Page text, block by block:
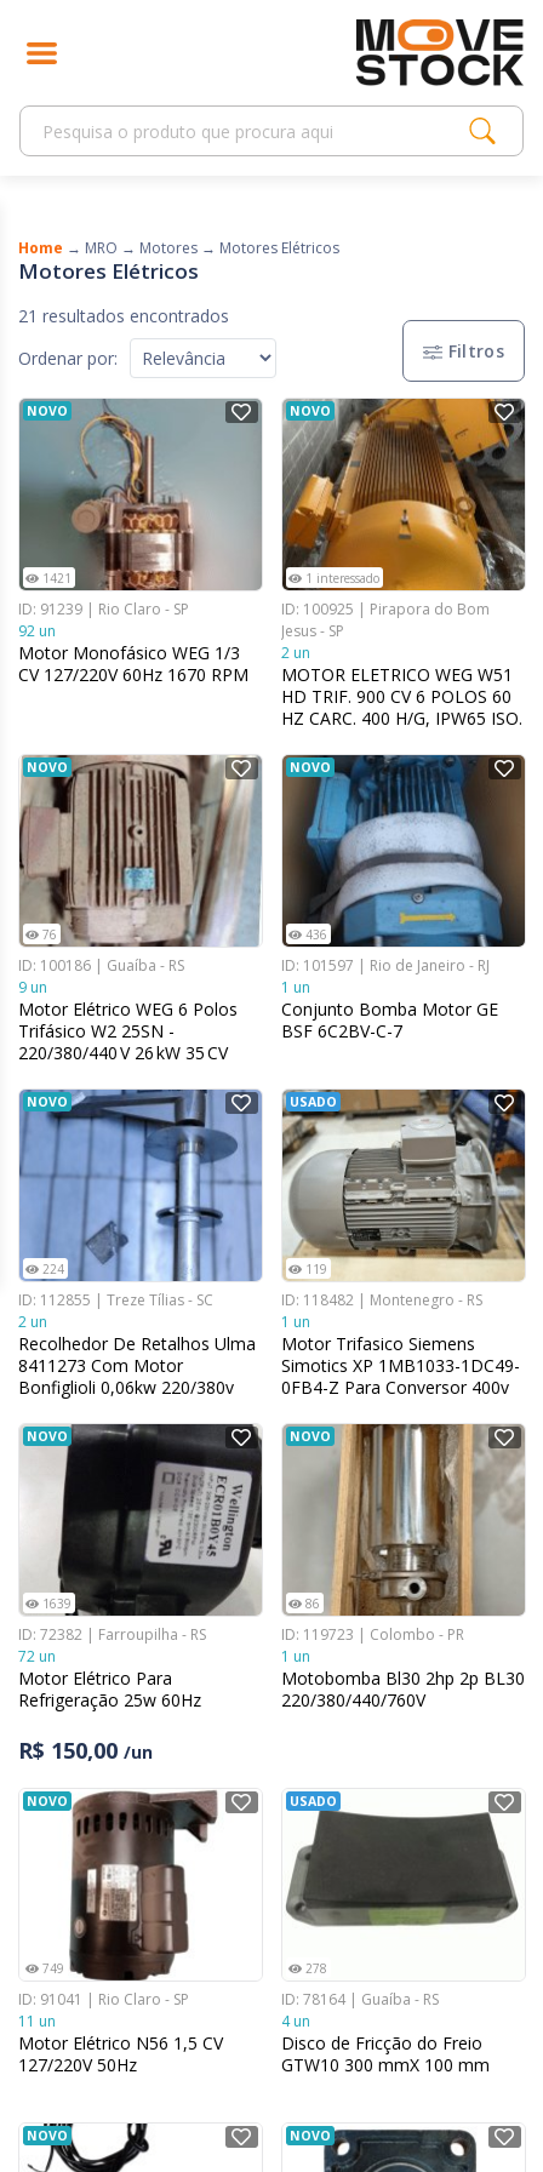
Home → MRO → Motores → Motores Elétricos
Motores Elétricos
21 resultados encontrados
Ordenar por:
Filtros
NOVO
1421
ID: 91239 | Rio Claro - SP
92 un
Motor Monofásico WEG 1/3
CV 127/220V 60Hz 1670 RPM
NOVO
1 interessado
ID: 100925 | Pirapora do Bom
Jesus - SP
2 un
MOTOR ELETRICO WEG W51
HD TRIF. 900 CV 6 POLOS 60
HZ CARC. 400 H/G, IPW65 ISO.
NOVO
76
ID: 100186 | Guaíba - RS
9 un
Motor Elétrico WEG 6 Polos
Trifásico W2 25SN -
220/380/440 V 26 kW 35 CV
NOVO
436
ID: 101597 | Rio de Janeiro - RJ
1 un
Conjunto Bomba Motor GE
BSF 6C2BV-C-7
NOVO
224
ID: 112855 | Treze Tílias - SC
2 un
Recolhedor De Retalhos Ulma
8411273 Com Motor
Bonfiglioli 0,06kw 220/380v
USADO
119
ID: 118482 | Montenegro - RS
1 un
Motor Trifasico Siemens
Simotics XP 1MB1033-1DC49-
0FB4-Z Para Conversor 400v
NOVO
1639
ID: 72382 | Farroupilha - RS
72 un
Motor Elétrico Para
Refrigeração 25w 60Hz
R$ 150,00 /un
NOVO
86
ID: 119723 | Colombo - PR
1 un
Motobomba Bl30 2hp 2p BL30
220/380/440/760V
NOVO
749
ID: 91041 | Rio Claro - SP
11 un
Motor Elétrico N56 1,5 CV
127/220V 50Hz
USADO
278
ID: 78164 | Guaíba - RS
4 un
Disco de Fricção do Freio
GTW10 300 mmX 100 mm
NOVO NOVO